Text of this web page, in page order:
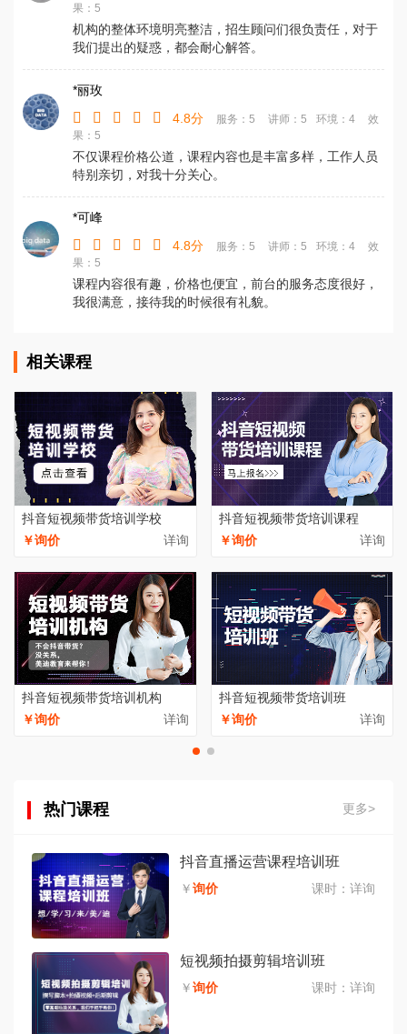
果：5
机构的整体环境明亮整洁，招生顾问们很负责任，对于
我们提出的疑惑，都会耐心解答。
*丽玫
4.8分
服务：5 讲师：5 环境：4
效
果：5
不仅课程价格公道，课程内容也是丰富多样，工作人员
特别亲切，对我十分关心。
*可峰
4.8分
服务：5 讲师：5 环境：4
效
果：5
课程内容很有趣，价格也便宜，前台的服务态度很好，
我很满意，接待我的时候很有礼貌。
相关课程
抖音短视频带货培训学校
￥询价
详询
抖音短视频带货培训课程
￥询价
详询
抖音短视频带货培训机构
￥询价
详询
抖音短视频带货培训班
￥询价
详询
热门课程 更多>
抖音直播运营课程培训班
￥询价 课时： 详询
短视频拍摄剪辑培训班
￥询价 课时： 详询